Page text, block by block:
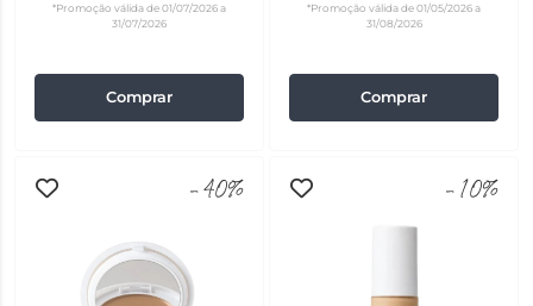
*Promoção válida de 01/07/2026 a
31/07/2026
Comprar
*Promoção válida de 01/05/2026 a
31/08/2026
Comprar
-40% -10%